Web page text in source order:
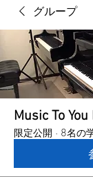
グループ
Music To
限定公開 · 8名の